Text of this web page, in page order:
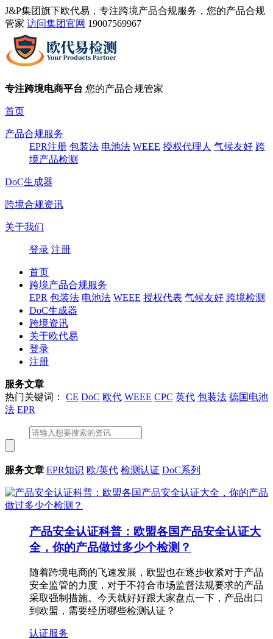
J&P集团旗下欧代易，专注跨境产品合规服务，您的产品合规
管家 访问集团官网 19007569967
专注跨境电商平台 您的产品合规管家
首页
产品合规服务
EPR注册 包装法 电池法 WEEE 授权代理人 气候友好 跨
境产品检测
DoC生成器
跨境合规资讯
关于我们
登录 注册
首页
跨境产品合规服务
EPR 包装法 电池法 WEEE 授权代表 气候友好 跨境检测
DoC生成器
跨境资讯
关于欧代易
登录
注册
服务文章
热门关键词： CE DoC 欧代 WEEE CPC 英代 包装法 德国电池
法 EPR
服务文章 EPR知识 欧/英代 检测认证 DoC系列
产品安全认证科普：欧盟各国产品安全认证大
全，你的产品做过多少个检测？
随着跨境电商的飞速发展，欧盟也在逐步收紧对于产品
安全监管的力度，对于不符合市场监督法规要求的产品
采取强制措施。今天就好好跟大家盘点一下，产品出口
到欧盟，需要经历哪些检测认证？
认证服务